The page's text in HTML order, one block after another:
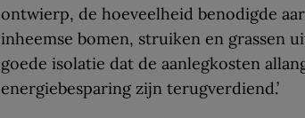
ontwierp, de hoeveelheid benodigde
inheemse bomen, struiken en grassen
goede isolatie dat de aanlegkosten
energiebesparing zijn terugverdiend.’